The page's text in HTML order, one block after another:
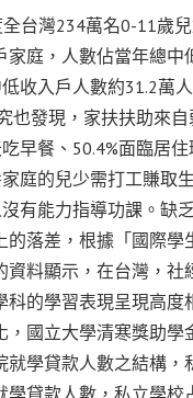
台灣234萬名0-11歲
家庭，人數佔當年總中
收入戶人數約31.2萬
也發現，家扶扶助來
早餐、50.4%面臨居住
庭的兒少需打工賺取
有能力指導功課。缺
的落差，根據「國際學
資料顯示，在台灣，社
科的學習表現呈現高度
，國立大學清寒獎助學
就學貸款人數之結構，
貸款人數，私立學校